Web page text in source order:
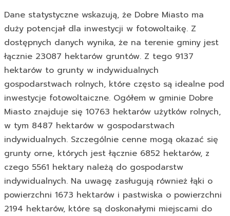
Dane statystyczne wskazują, że Dobre Miasto ma
duży potencjał dla inwestycji w fotowoltaikę. Z
dostępnych danych wynika, że na terenie gminy jest
łącznie 23087 hektarów gruntów. Z tego 9137
hektarów to grunty w indywidualnych
gospodarstwach rolnych, które często są idealne pod
inwestycje fotowoltaiczne. Ogółem w gminie Dobre
Miasto znajduje się 10763 hektarów użytków rolnych,
w tym 8487 hektarów w gospodarstwach
indywidualnych. Szczególnie cenne mogą okazać się
grunty orne, których jest łącznie 6852 hektarów, z
czego 5561 hektary należą do gospodarstw
indywidualnych. Na uwagę zasługują również łąki o
powierzchni 1673 hektarów i pastwiska o powierzchni
2194 hektarów, które są doskonałymi miejscami do